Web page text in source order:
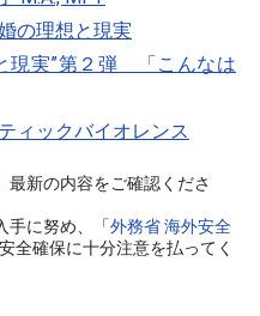
の理想と現実
現実”第２弾 「こんなは
ィックバイオレンス
新の内容をご確認くださ
手に努め、「外務省 海外安全
全確保に十分注意を払ってく